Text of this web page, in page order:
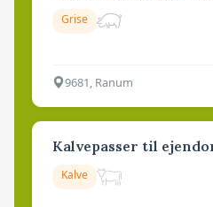
Grise
9681, Ranum
Kalvepasser til
Kalve